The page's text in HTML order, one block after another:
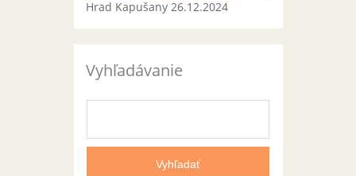
Hrad Kapušany 26.12.2024
Vyhľadávanie